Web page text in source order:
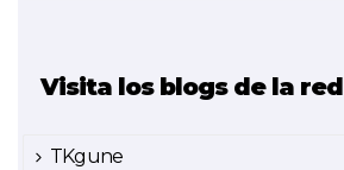
Visita los blogs de la red
TKgune